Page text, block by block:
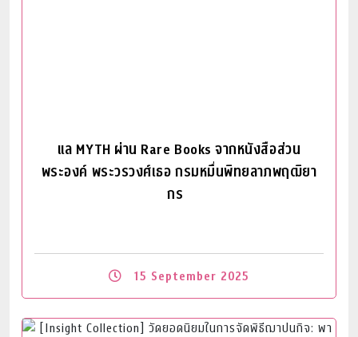
แล MYTH ผ่าน Rare Books จากหนังสือส่วน
พระองค์ พระวรวงศ์เธอ กรมหมื่นพิทยลาภพฤฒิยา
กร
15 September 2025
Read More